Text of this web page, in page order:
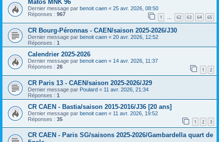
Matos MNK 96
Dernier message par benoit caen « 25 avr. 2026, 08:50
Réponses : 967 1 … 62 63 64 65
CR Bourg-Péronnas - CAEN/saison 2025-2026/J30
Dernier message par benoit caen « 20 avr. 2026, 12:52
Réponses : 1
Calendrier 2025-2026
Dernier message par benoit caen « 14 avr. 2026, 11:37
Réponses : 26 1 2
CR Paris 13 - CAEN/saison 2025-2026/J29
Dernier message par Poulard « 11 avr. 2026, 21:34
Réponses : 1
CR CAEN - Bastia/saison 2015-2016/J36 [20 ans]
Dernier message par benoit caen « 11 avr. 2026, 19:52
Réponses : 35 1 2 3
CR CAEN - Paris SG/saisons 2025-2026/Gambardella quart de